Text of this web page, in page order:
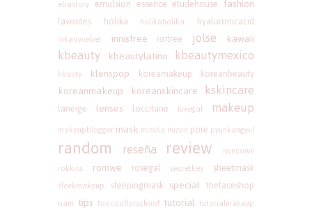
elrastory emulsion essence etudehouse
favorites holika holikaholika hyaluronicacid
inkairyvelvet innisfree isntree jolse kawaii
kbeauty kbeautylatino kbeautymexico
kbeuty klenspop koreamakeup koreanbeauty
koreanmakeup koreanskincare kskincare
laneige lenses loccitane luxegal makeup
makeupbloggermask missha mizon pore pyunkangyul
random reseña review
rivecowe
rokkiss
romwe rosegal secretkey sheetmask
sleekmakeup sleepingmask special thefaceshop
tiam tips toocoolforschool tutorial tutorialmakeup